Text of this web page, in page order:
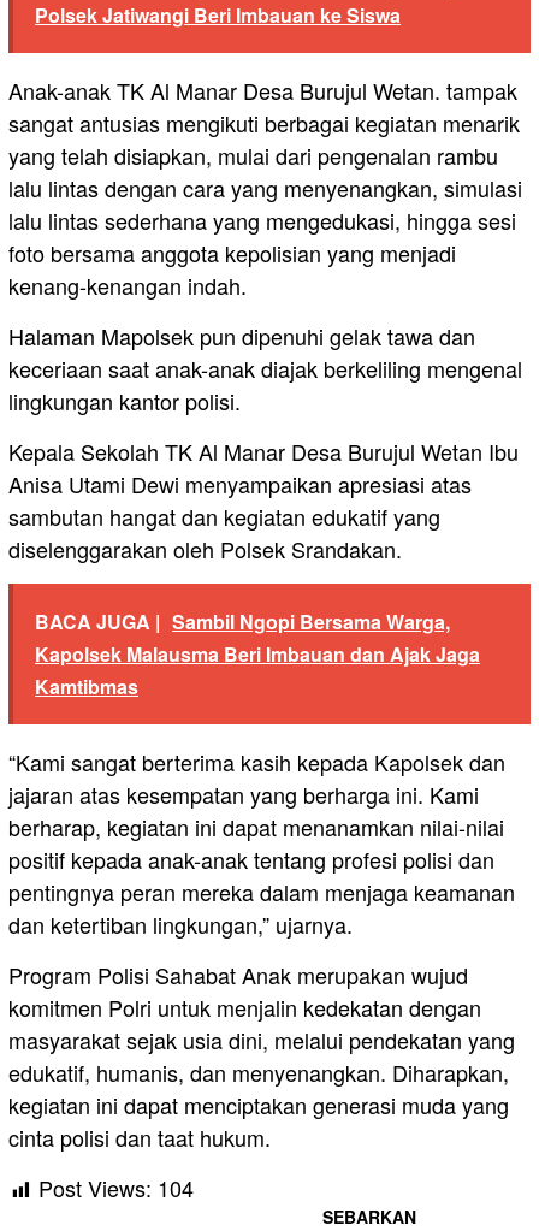
Polsek Jatiwangi Beri Imbauan ke Siswa
Anak-anak TK Al Manar Desa Burujul Wetan. tampak
sangat antusias mengikuti berbagai kegiatan menarik
yang telah disiapkan, mulai dari pengenalan rambu
lalu lintas dengan cara yang menyenangkan, simulasi
lalu lintas sederhana yang mengedukasi, hingga sesi
foto bersama anggota kepolisian yang menjadi
kenang-kenangan indah.
Halaman Mapolsek pun dipenuhi gelak tawa dan
keceriaan saat anak-anak diajak berkeliling mengenal
lingkungan kantor polisi.
Kepala Sekolah TK Al Manar Desa Burujul Wetan Ibu
Anisa Utami Dewi menyampaikan apresiasi atas
sambutan hangat dan kegiatan edukatif yang
diselenggarakan oleh Polsek Srandakan.
BACA JUGA | Sambil Ngopi Bersama Warga,
Kapolsek Malausma Beri Imbauan dan Ajak Jaga
Kamtibmas
“Kami sangat berterima kasih kepada Kapolsek dan
jajaran atas kesempatan yang berharga ini. Kami
berharap, kegiatan ini dapat menanamkan nilai-nilai
positif kepada anak-anak tentang profesi polisi dan
pentingnya peran mereka dalam menjaga keamanan
dan ketertiban lingkungan,” ujarnya.
Program Polisi Sahabat Anak merupakan wujud
komitmen Polri untuk menjalin kedekatan dengan
masyarakat sejak usia dini, melalui pendekatan yang
edukatif, humanis, dan menyenangkan. Diharapkan,
kegiatan ini dapat menciptakan generasi muda yang
cinta polisi dan taat hukum.
Post Views: 104
SEBARKAN